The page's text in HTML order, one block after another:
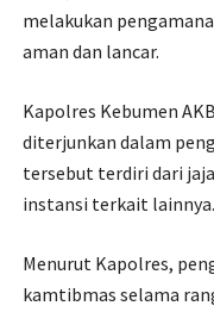
melakukan
aman dan lancar.
Kapolres Kebumen
diterjunkan dalam
tersebut terdiri dari
instansi terkait lainnya.
Menurut Kapolres,
kamtibmas selama